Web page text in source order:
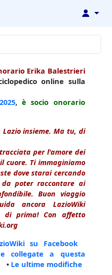
↓
Erika Balestrieri
online sulla
2025, è socio onorario
insieme. Ma tu, di
per l'amore dei
cuore. Ti immaginiamo
dove starai cercando
poter raccontare ai
Buon viaggio
ancora LazioWiki
di prima! Con affetto
su Facebook
collegate a questa
• Le ultime modifiche